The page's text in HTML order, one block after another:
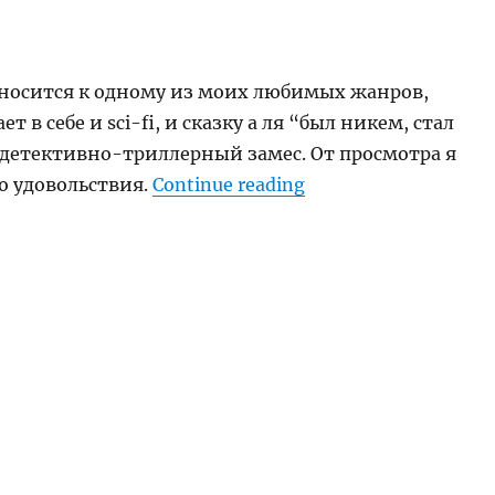
к одному из моих любимых жанров,
в себе и sci-fi, и сказку а ля “был никем, стал
триллерный замес. От просмотра я
удовольствия. Continue reading“Обзор кино: